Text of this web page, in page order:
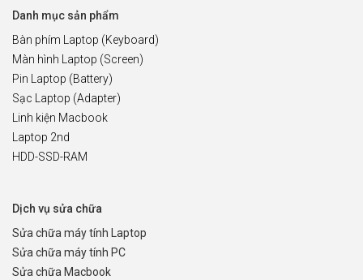
Danh mục sản phẩm
Bàn phím Laptop (Keyboard)
Màn hình Laptop (Screen)
Pin Laptop (Battery)
Sạc Laptop (Adapter)
Linh kiện Macbook
Laptop 2nd
HDD-SSD-RAM
Dịch vụ sửa chữa
Sửa chữa máy tính Laptop
Sửa chữa máy tính PC
Sửa chữa Macbook